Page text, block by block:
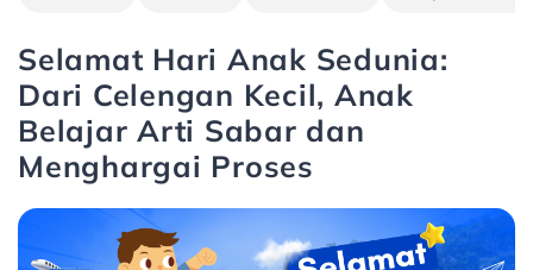
Selamat Hari Anak Sedunia:
Dari Celengan Kecil, Anak
Belajar Arti Sabar dan
Menghargai Proses